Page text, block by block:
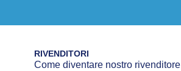
RIVENDITORI
Come diventare nostro rivenditore